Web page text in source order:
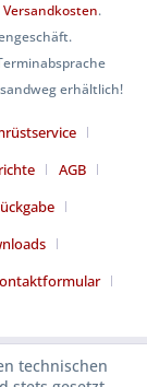
Versandkosten.
erhältlich!
AGB
technischen